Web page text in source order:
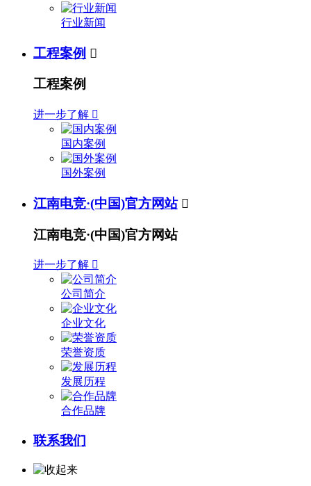
行业新闻
工程案例 
工程案例
进一步了解 
国内案例
国外案例
江南电竞·(中国)官方网站 
江南电竞·(中国)官方网站
进一步了解 
公司简介
企业文化
荣誉资质
发展历程
合作品牌
联系我们